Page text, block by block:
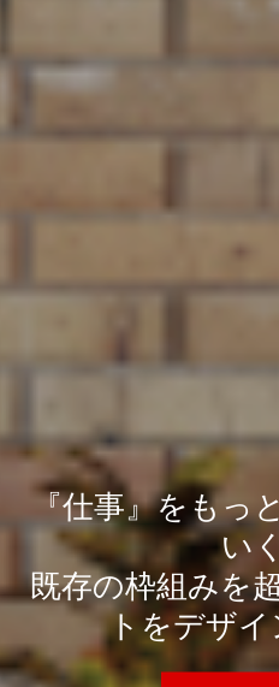
『仕事』をもっ
い
既存の枠組みを
トをデザイ